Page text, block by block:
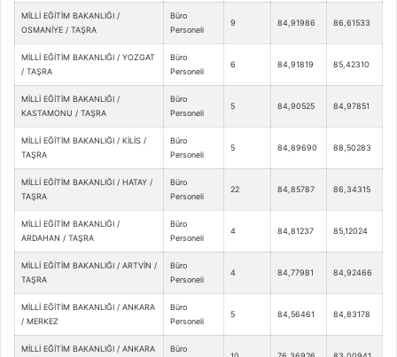
MİLLİ EĞİTİM BAKANLIĞI /
OSMANİYE / TAŞRA
Büro
Personeli
9 84,91986 86,61533
MİLLİ EĞİTİM BAKANLIĞI / YOZGAT
/ TAŞRA
Büro
Personeli
6 84,91819 85,42310
MİLLİ EĞİTİM BAKANLIĞI /
KASTAMONU / TAŞRA
Büro
Personeli
5 84,90525 84,97851
MİLLİ EĞİTİM BAKANLIĞI / KİLİS /
TAŞRA
Büro
Personeli
5 84,89690 88,50283
MİLLİ EĞİTİM BAKANLIĞI / HATAY /
TAŞRA
Büro
Personeli
22 84,85787 86,34315
MİLLİ EĞİTİM BAKANLIĞI /
ARDAHAN / TAŞRA
Büro
Personeli
4 84,81237 85,12024
MİLLİ EĞİTİM BAKANLIĞI / ARTVİN /
TAŞRA
Büro
Personeli
4 84,77981 84,92466
MİLLİ EĞİTİM BAKANLIĞI / ANKARA
/ MERKEZ
Büro
Personeli
5 84,56461 84,83178
MİLLİ EĞİTİM BAKANLIĞI / ANKARA
Büro